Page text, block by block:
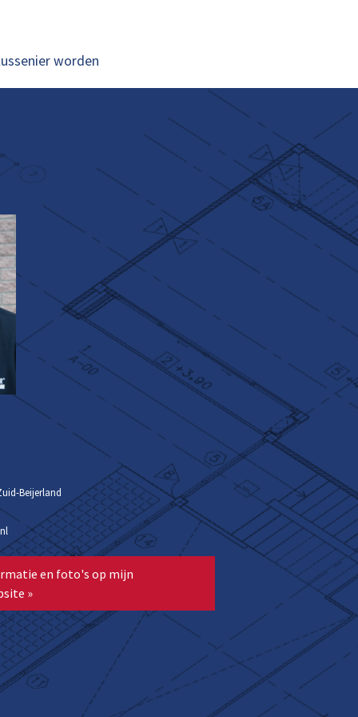
worden
Beijerland
en foto's op mijn
»